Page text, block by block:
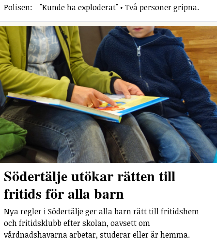
Polisen: - "Kunde ha exploderat" • Två personer gripna.
Södertälje utökar rätten till
fritids för alla barn
Nya regler i Södertälje ger alla barn rätt till fritidshem
och fritidsklubb efter skolan, oavsett om
vårdnadshavarna arbetar, studerar eller är hemma.